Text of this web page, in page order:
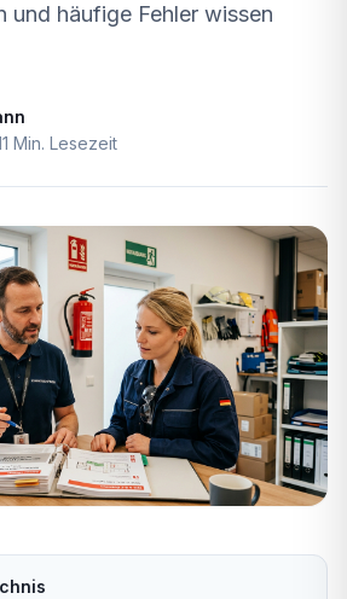
und häufige Fehler wissen
Min. Lesezeit